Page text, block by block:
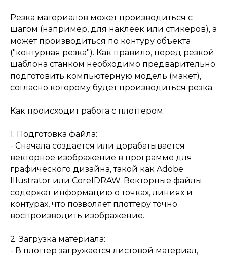
Резка материалов может производиться с
шагом (например, для наклеек или стикеров), а
может производиться по контуру объекта
("контурная резка"). Как правило, перед резкой
шаблона станком необходимо предварительно
подготовить компьютерную модель (макет),
согласно которому будет производиться резка.
Как происходит работа с плоттером:
1. Подготовка файла:
- Сначала создается или дорабатывается
векторное изображение в программе для
графического дизайна, такой как Adobe
Illustrator или CorelDRAW. Векторные файлы
содержат информацию о точках, линиях и
контурах, что позволяет плоттеру точно
воспроизводить изображение.
2. Загрузка материала:
- В плоттер загружается листовой материал,